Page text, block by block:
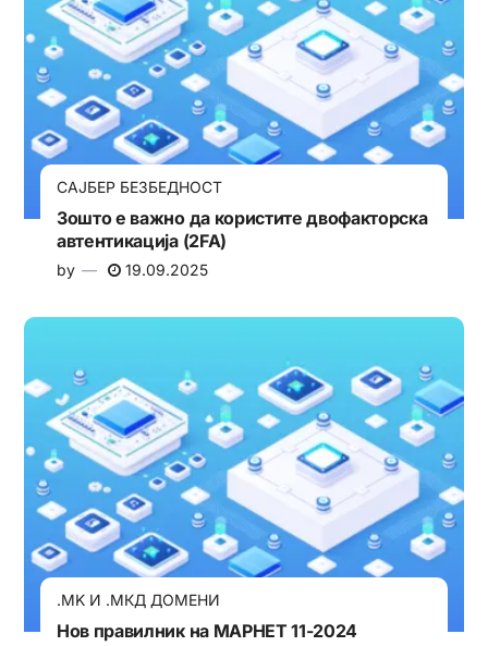
САЈБЕР БЕЗБЕДНОСТ
Зошто е важно да користите двофакторска
автентикација (2FA)
by 19.09.2025
.MK И .МКД ДОМЕНИ
Нов правилник на МАРНЕТ 11-2024